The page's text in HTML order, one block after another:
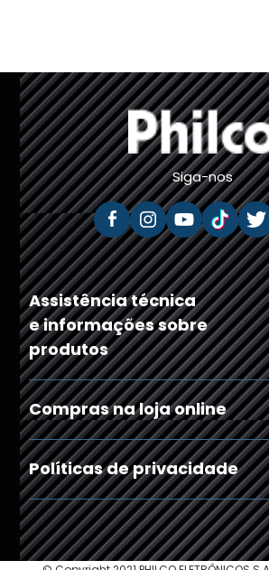
Siga-nos
Assistência técnica
e informações sobre
produtos
Compras na loja online
Políticas de privacidade